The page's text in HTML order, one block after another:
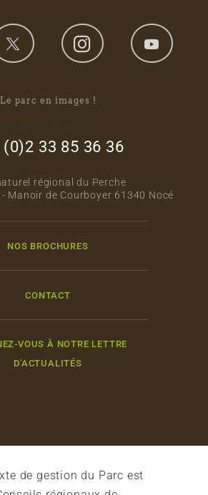
Le parc en images !
(0)2 33 85 36 36
régional du Perche
Manoir de Courboyer 61340 Nocé
NOS BROCHURES
CONTACT
VOUS À NOTRE LETTRE
D'ACTUALITÉS
de gestion du Parc est